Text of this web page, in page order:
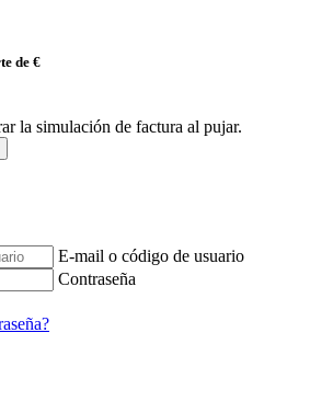
de €
la simulación de factura al pujar.
E-mail o código de usuario
Contraseña